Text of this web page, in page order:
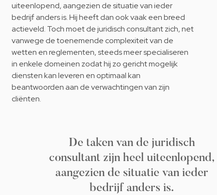
uiteenlopend, aangezien de situatie van ieder
bedrijf anders is. Hij heeft dan ook vaak een breed
actieveld. Toch moet de juridisch consultant zich, net
vanwege de toenemende complexiteit van de
wetten en reglementen, steeds meer specialiseren
in enkele domeinen zodat hij zo gericht mogelijk
diensten kan leveren en optimaal kan
beantwoorden aan de verwachtingen van zijn
cliënten.
De taken van de juridisch
consultant zijn heel uiteenlopend,
aangezien de situatie van ieder
bedrijf anders is.